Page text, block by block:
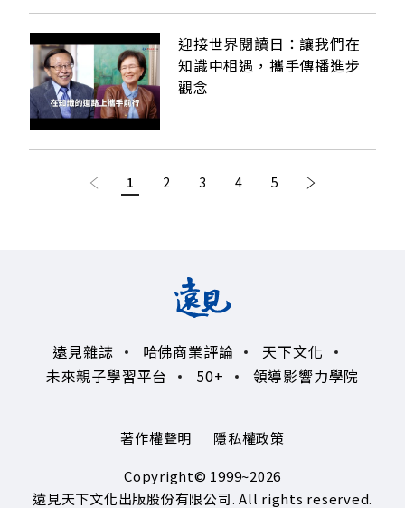
迎接世界閱讀日：讓我們在
知識中相遇，攜手傳播進步
觀念
page 1 You're on page
2 3 4 5 page
遠見雜誌 哈佛商業評論
天下文化
未來親子學習平台
50+ 領導影響力學院
著作權聲明
隱私權政策
Copyright© 1999~2026
遠見天下文化出版股份有限公司. All rights reserved.